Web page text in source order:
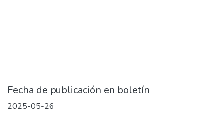
Fecha de publicación en boletín
2025-05-26